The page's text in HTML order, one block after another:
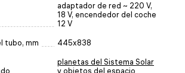
adaptador de red ~ 220 V,
18 V, encendedor del coche
12 V
tubo, mm 445х838
planetas del Sistema Solar
y objetos del espacio